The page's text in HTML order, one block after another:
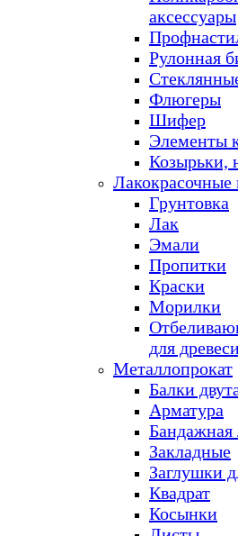
аксессуары
Рулонная
Флюгеры
Шифер
Элементы
Козырьки,
Лакокрасочные
Грунтовка
Лак
Эмали
Пропитки
Краски
Морилки
для
Металлопрокат
Балки
Арматура
Бандажная
Закладные
Заглушки
Квадрат
Косынки